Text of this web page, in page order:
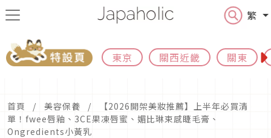
繁
東京 關西近畿 關東
首頁 美容保養
【2026開架美妝推薦】上半年必買清
單！fwee唇釉、3CE果凍唇蜜、媚比琳束感睫毛膏、
Ongredients小黃乳